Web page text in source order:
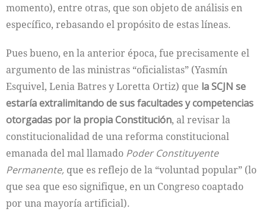
momento), entre otras, que son objeto de análisis en
específico, rebasando el propósito de estas líneas.
Pues bueno, en la anterior época, fue precisamente el
argumento de las ministras “oficialistas” (Yasmín
Esquivel, Lenia Batres y Loretta Ortiz) que la SCJN se
estaría extralimitando de sus facultades y competencias
otorgadas por la propia Constitución, al revisar la
constitucionalidad de una reforma constitucional
emanada del mal llamado Poder Constituyente
Permanente, que es reflejo de la “voluntad popular” (lo
que sea que eso signifique, en un Congreso coaptado
por una mayoría artificial).